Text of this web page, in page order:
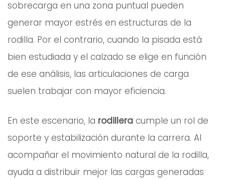
sobrecarga en una zona puntual pueden
generar mayor estrés en estructuras de la
rodilla. Por el contrario, cuando la pisada está
bien estudiada y el calzado se elige en función
de ese análisis, las articulaciones de carga
suelen trabajar con mayor eficiencia.
En este escenario, la rodillera cumple un rol de
soporte y estabilización durante la carrera. Al
acompañar el movimiento natural de la rodilla,
ayuda a distribuir mejor las cargas generadas